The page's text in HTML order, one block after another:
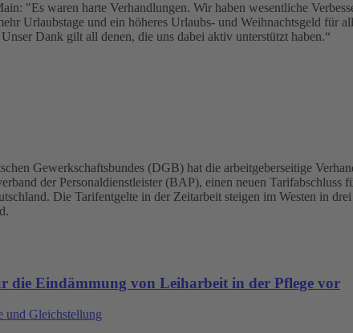
"Es waren harte Verhandlungen. Wir haben wesentliche
Urlaubstage und ein höheres Urlaubs- und Weihnachtsgeld
Dank gilt all denen, die uns dabei aktiv unterstützt haben.“
Gewerkschaftsbundes (DGB) hat die arbeitgeberseitige
der Personaldienstleister (BAP), einen neuen
Die Tarifentgelte in der Zeitarbeit steigen im Westen in
die Eindämmung von Leiharbeit in der Pflege vor
und Gleichstellung